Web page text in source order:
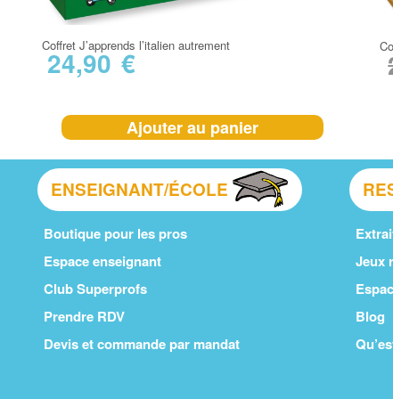
Coffret J’apprends l’italien autrement
24,90 €
Ajouter au panier
ENSEIGNANT/ÉCOLE
Boutique pour les pros
Espace enseignant
Club Superprofs
Prendre RDV
Devis et commande par mandat
Jeux
Blog